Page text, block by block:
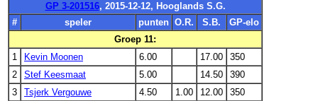
GP 3-201516, 2015-12-12, Hooglands S.G.
#
speler punten O.R. S.B.
GP-elo
Groep 11:
1
Kevin Moonen 6.00 17.00
350
2
Stef Keesmaat 5.00 14.50
390
3
Tsjerk Vergouwe 4.50 1.00 12.00
350